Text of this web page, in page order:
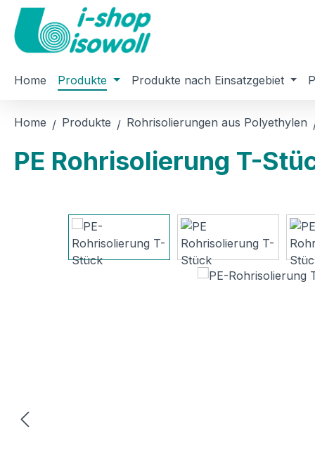
Hauptinhalt springen
Zur Suche springen
Zur Hauptnavigation springen
Home Produkte Produkte nach Einsatzgebiet
Home Produkte Rohrisolierungen aus Polyethylen
PE Rohrisolierung T-
Bildergalerie überspringen